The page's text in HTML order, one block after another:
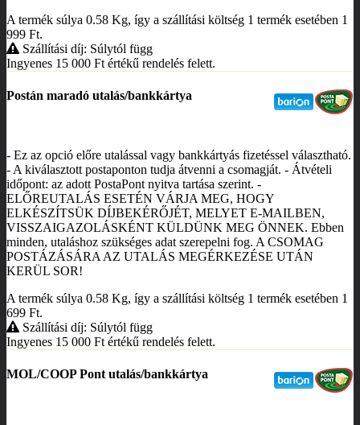
A termék súlya 0.58 Kg, így a szállítási költség 1 termék esetében 1
999 Ft.
Szállítási díj: Súlytól függ
Ingyenes 15 000 Ft értékű rendelés felett.
Postán maradó utalás/bankkártya
- Ez az opció előre utalással vagy bankkártyás fizetéssel választható.
- A kiválasztott postaponton tudja átvenni a csomagját. - Átvételi
időpont: az adott PostaPont nyitva tartása szerint. -
ELŐREUTALÁS ESETÉN VÁRJA MEG, HOGY
ELKÉSZÍTSÜK DÍJBEKÉRŐJÉT, MELYET E-MAILBEN,
VISSZAIGAZOLÁSKÉNT KÜLDÜNK MEG ÖNNEK. Ebben
minden, utaláshoz szükséges adat szerepelni fog. A CSOMAG
POSTÁZÁSÁRA AZ UTALÁS MEGÉRKEZÉSE UTÁN
KERÜL SOR!
A termék súlya 0.58 Kg, így a szállítási költség 1 termék esetében 1
699 Ft.
Szállítási díj: Súlytól függ
Ingyenes 15 000 Ft értékű rendelés felett.
MOL/COOP Pont utalás/bankkártya